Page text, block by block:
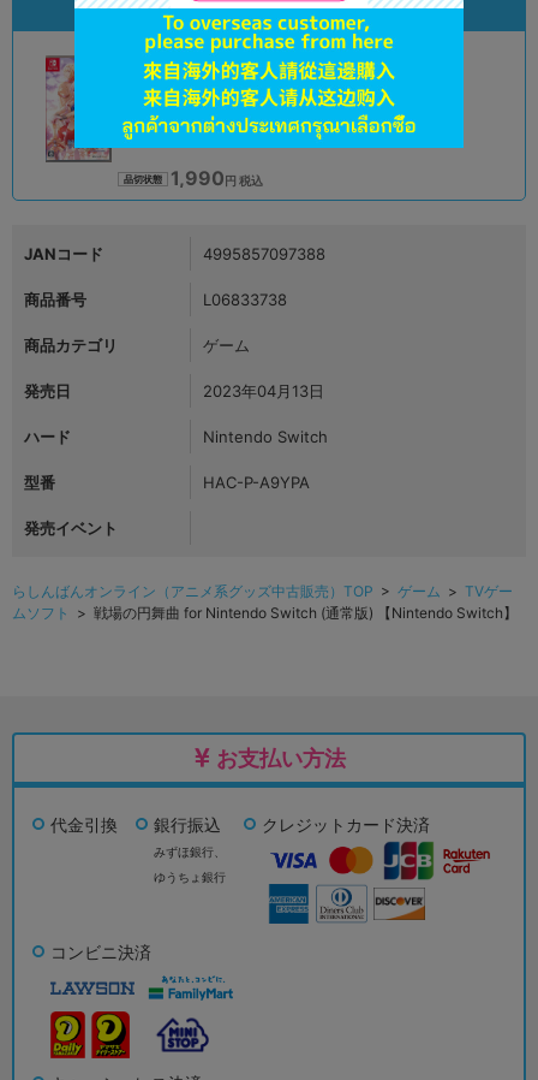
状態違いの同一商品
状態 :A
オンライン
品切状態 1,990円 税込
JANコード 4995857097388
商品番号 L06833738
商品カテゴリ ゲーム
発売日 2023年04月13日
ハード Nintendo Switch
型番 HAC-P-A9YPA
発売イベント
らしんばんオンライン（アニメ系グッズ中古販売）TOP > ゲーム > TVゲー
ムソフト
> 戦場の円舞曲 for Nintendo Switch (通常版) 【Nintendo Switch】
お支払い方法
代金引換 銀行振込
みずほ銀行、
ゆうちょ銀行
クレジットカード決済
コンビニ決済